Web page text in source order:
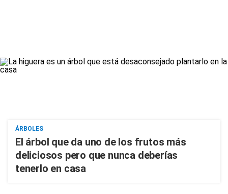
ÁRBOLES
El árbol que da uno de los frutos más
deliciosos pero que nunca deberías
tenerlo en casa